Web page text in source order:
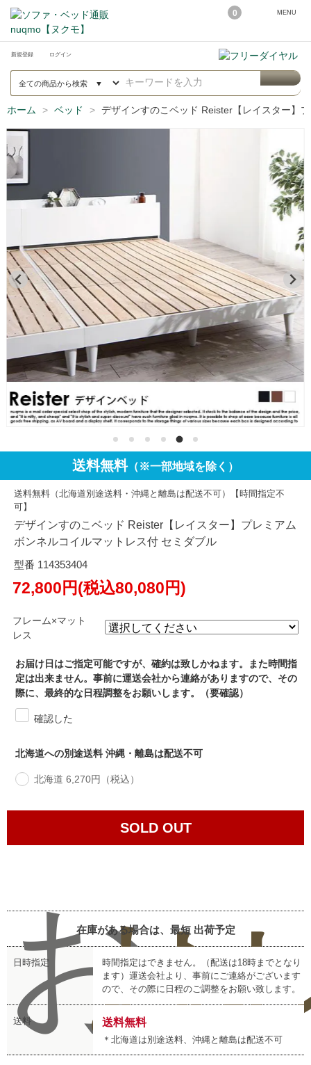
0 MENU
新規登録 ログイン
ホーム ベッド デザインすのこベッド Reister【レイスター】
送料無料（※一部地域を除く）
送料無料（北海道別途送料・沖縄と離島は配送不可）【時間指定不
可】
デザインすのこベッド Reister【レイスター】プレミアム
ボンネルコイルマットレス付 セミダブル
型番 114353404
72,800円(税込80,080円)
フレーム×マット
レス
お届け日はご指定可能ですが、確約は致しかねます。また時間指
定は出来ません。事前に運送会社から連絡がありますので、その
際に、最終的な日程調整をお願いします。（要確認）
確認した
北海道への別途送料 沖縄・離島は配送不可
北海道 6,270円（税込）
SOLD OUT
おおレ
在庫がある場合は、最短 出荷予定
日時指定
時間指定はできません。（配送は18時までとなり
ます）運送会社より、事前にご連絡がございます
ので、その際に日程のご調整をお願い致します。
送料 送料無料
＊北海道は別途送料、沖縄と離島は配送不可